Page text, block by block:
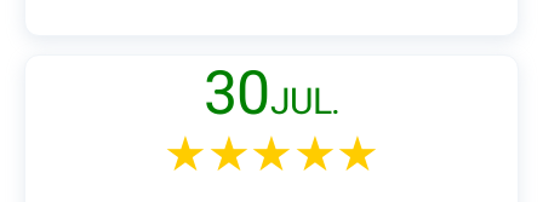
30JUL.
★★★★★